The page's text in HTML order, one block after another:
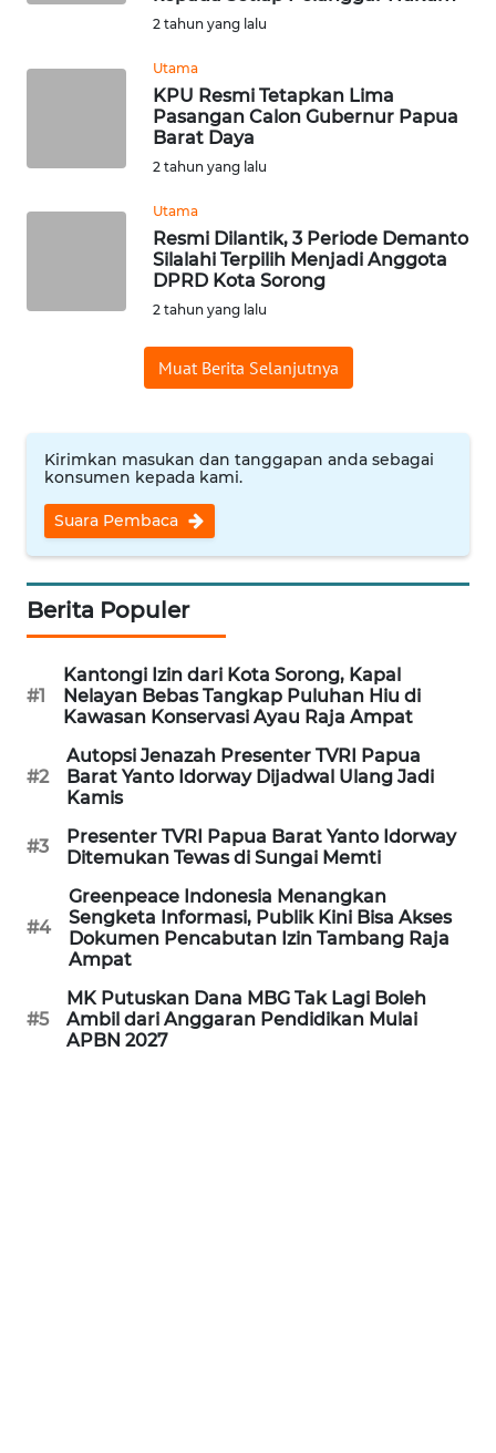
2 tahun yang lalu
Utama
KPU Resmi Tetapkan Lima
Pasangan Calon Gubernur Papua
Barat Daya
2 tahun yang lalu
Utama
Resmi Dilantik, 3 Periode Demanto
Silalahi Terpilih Menjadi Anggota
DPRD Kota Sorong
2 tahun yang lalu
Muat Berita Selanjutnya
Kirimkan masukan dan tanggapan anda sebagai
konsumen kepada kami.
Suara Pembaca
Berita Populer
#1
Kantongi Izin dari Kota Sorong, Kapal
Nelayan Bebas Tangkap Puluhan Hiu di
Kawasan Konservasi Ayau Raja Ampat
#2
Autopsi Jenazah Presenter TVRI Papua
Barat Yanto Idorway Dijadwal Ulang Jadi
Kamis
#3
Presenter TVRI Papua Barat Yanto Idorway
Ditemukan Tewas di Sungai Memti
#4
Greenpeace Indonesia Menangkan
Sengketa Informasi, Publik Kini Bisa Akses
Dokumen Pencabutan Izin Tambang Raja
Ampat
#5
MK Putuskan Dana MBG Tak Lagi Boleh
Ambil dari Anggaran Pendidikan Mulai
APBN 2027
WN
PURWAKARTA
PRIANGAN
TIMUR
WN
SEMARANG
WN
SOLO
WN
BOROBUDUR
WN
MADURA
WN
SURABAYA
WN
NATUNA